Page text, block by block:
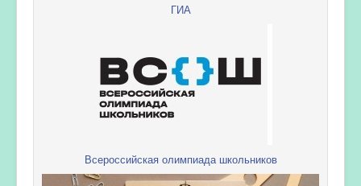
ГИА
Всероссийская олимпиада школьников